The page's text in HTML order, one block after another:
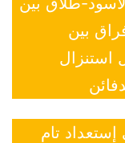
بين
استنزال
تام